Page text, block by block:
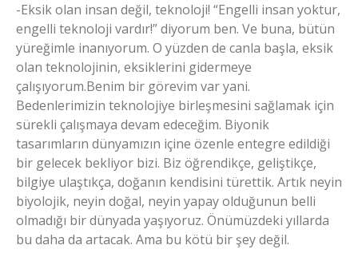
-Eksik olan insan değil, teknoloji! “Engelli insan yoktur,
engelli teknoloji vardır!” diyorum ben. Ve buna, bütün
yüreğimle inanıyorum. O yüzden de canla başla, eksik
olan teknolojinin, eksiklerini gidermeye
çalışıyorum.Benim bir görevim var yani.
Bedenlerimizin teknolojiye birleşmesini sağlamak için
sürekli çalışmaya devam edeceğim. Biyonik
tasarımların dünyamızın içine özenle entegre edildiği
bir gelecek bekliyor bizi. Biz öğrendikçe, geliştikçe,
bilgiye ulaştıkça, doğanın kendisini türettik. Artık neyin
biyolojik, neyin doğal, neyin yapay olduğunun belli
olmadığı bir dünyada yaşıyoruz. Önümüzdeki yıllarda
bu daha da artacak. Ama bu kötü bir şey değil.